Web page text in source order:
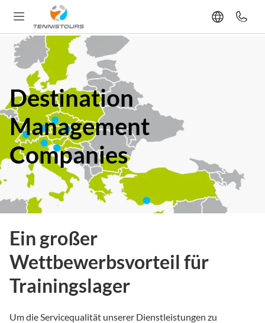
Destination
Management
Companies
Ein großer
Wettbewerbsvorteil für
Trainingslager
Um die Servicequalität unserer Dienstleistungen zu